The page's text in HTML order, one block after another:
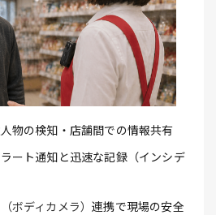
物の検知・店舗間での情報共有
ート通知と迅速な記録（インシデ
ボディカメラ）連携で現場の安全